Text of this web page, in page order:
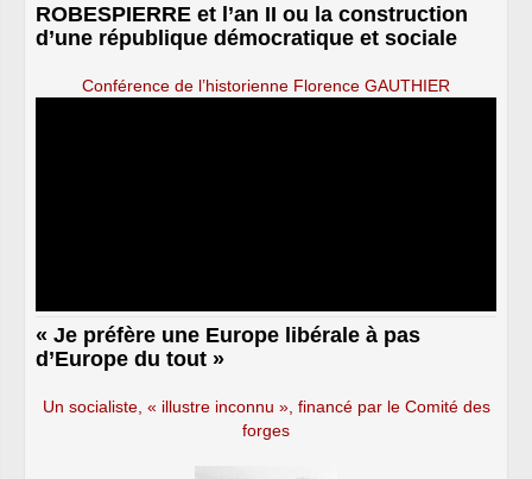
ROBESPIERRE et l’an II ou la construction
d’une république démocratique et sociale
Conférence de l’historienne Florence GAUTHIER
« Je préfère une Europe libérale à pas
d’Europe du tout »
Un socialiste, « illustre inconnu », financé par le Comité des
forges